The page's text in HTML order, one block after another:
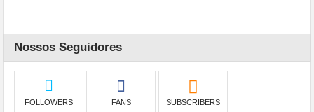
Nossos Seguidores
FOLLOWERS FANS SUBSCRIBERS